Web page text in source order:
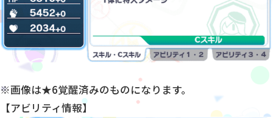
※画像は★6覚醒済みのものになります。
【アビリティ情報】